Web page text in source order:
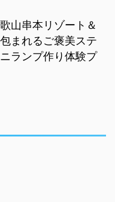
山串本リゾート＆
まれるご褒美ステ
ランプ作り体験プ